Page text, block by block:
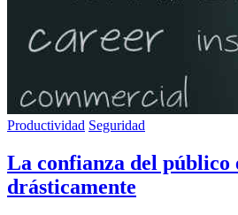
Productividad Seguridad
La confianza del público
drásticamente